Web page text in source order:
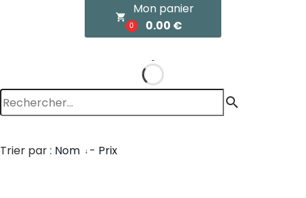
local_grocery_store
0
Mon panier
0.00 €
search
Trier par : Nom - Prix